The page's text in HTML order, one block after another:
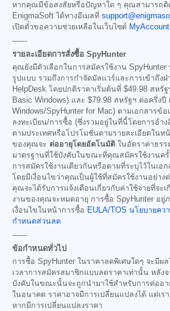
หากคุณมีข้อสงสัยหรือปัญหาใด ๆ คุณสามารถ
EnigmaSoft ได้ทางอีเมลที่
เปิดตั๋วขอความช่วยเหลือในเว็บไซต์
------
รายละเอียดการสั่งซื้อ SpyHunter
คุณยังมีตัวเลือกในการสมัครใช้งาน SpyHunter
รูปแบบ รวมถึงการกำจัดมัลแวร์และการเข้าถึง
HelpDesk โดยปกติราคาเริ่มต้นที่ $49.98 สหรัฐ
Basic Windows) และ $79.98 สหรัฐฯ ต่อครึ่งปี
Windows/SpyHunter for Mac) ตามเอกสารข้
ลงทะเบียน/การซื้อ (ซึ่งรวมอยู่ในที่นี้โดยการอ้า
ตามประเทศหรือโปรโมชั่นตามรายละเอียดในห
ของคุณจะ ต่ออายุโดยอัตโนมัติ ในอัตราค่าธรร
มาตรฐานที่ใช้บังคับในขณะที่คุณสมัครใช้งานครั้
การสมัครใช้งานเดียวกันหรือตามที่ระบุไว้ในเอ
โดยมีเงื่อนไขว่าคุณเป็นผู้ใช้ที่สมัครใช้งานอย่าง
คุณจะได้รับการแจ้งเตือนเกี่ยวกับค่าใช้จ่ายที่จะ
งานของคุณจะหมดอายุ การซื้อ SpyHunter อยู่
เงื่อนไขในหน้าการซื้อ EULA/TOS นโยบายคว
กำหนดส่วนลด
------
ข้อกำหนดทั่วไป
การซื้อ SpyHunter ในราคาลดพิเศษใดๆ จะมีผล
เวลาการสมัครสมาชิกแบบลดราคาเท่านั้น หลัง
บังคับในขณะนั้นจะถูกนำมาใช้สำหรับการต่ออ
ในอนาคต ราคาอาจมีการเปลี่ยนแปลงได้ แต่เร
หากมีการเปลี่ยนแปลงราคา